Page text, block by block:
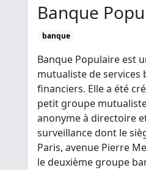
Banque
banque
Banque Populaire est
mutualiste de services
financiers. Elle a été
petit groupe
anonyme à directoire
surveillance dont le
Paris, avenue Pierre
le deuxième groupe